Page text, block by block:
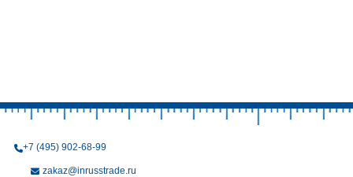
+7 (495) 902-68-99
zakaz@inrusstrade.ru